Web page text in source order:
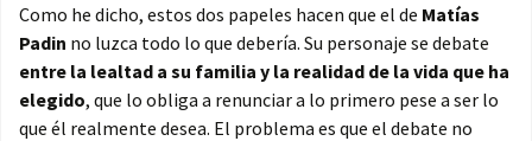
Como he dicho, estos dos papeles hacen que el de Matías
Padin no luzca todo lo que debería. Su personaje se debate
entre la lealtad a su familia y la realidad de la vida que ha
elegido, que lo obliga a renunciar a lo primero pese a ser lo
que él realmente desea. El problema es que el debate no